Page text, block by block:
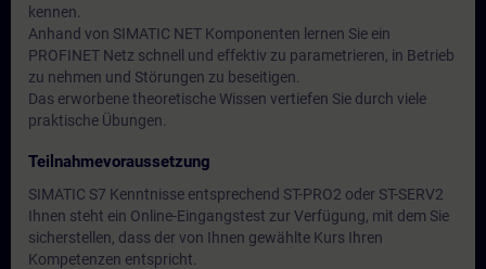
kennen.
Anhand von SIMATIC NET Komponenten lernen Sie ein
PROFINET Netz schnell und effektiv zu parametrieren, in Betrieb
zu nehmen und Störungen zu beseitigen.
Das erworbene theoretische Wissen vertiefen Sie durch viele
praktische Übungen.
Teilnahmevoraussetzung
SIMATIC S7 Kenntnisse entsprechend ST-PRO2 oder ST-SERV2
Ihnen steht ein Online-Eingangstest zur Verfügung, mit dem Sie
sicherstellen, dass der von Ihnen gewählte Kurs Ihren
Kompetenzen entspricht.